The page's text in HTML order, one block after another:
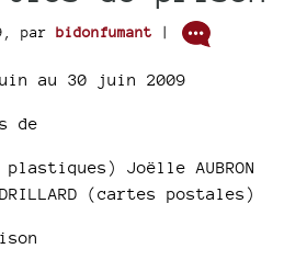
, par bidonfumant |
au 30 juin 2009
de
Joëlle AUBRON
(cartes postales)